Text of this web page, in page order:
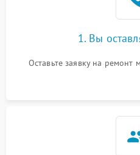
Не работают сенсорные
1. Вы
Оставьте заявку на